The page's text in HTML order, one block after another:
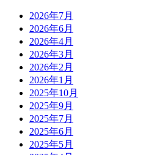
2026年7月
2026年6月
2026年4月
2026年3月
2026年2月
2026年1月
2025年10月
2025年9月
2025年7月
2025年6月
2025年5月